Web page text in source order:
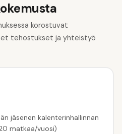
korostuvat
tehostukset ja yhteistyö
jäsenen kalenterinhallinnan
matkaa/vuosi)